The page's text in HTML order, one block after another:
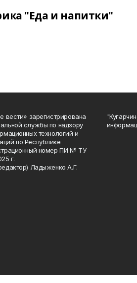
"Еда и напитки"
вести» зарегистрирована
службы по надзору
технологий и
по Республике
номер ПИ № ТУ
г.
Ладыженко А.Г.